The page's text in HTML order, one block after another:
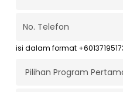
No.
Telefon*
isi dalam format
Program